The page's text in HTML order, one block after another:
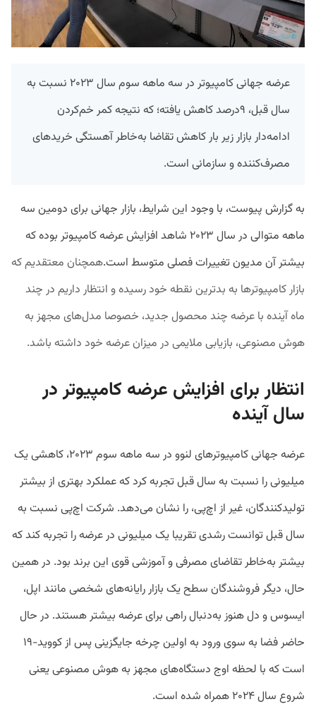
عرضه جهانی کامپیوتر در سه ماهه سوم سال ۲۰۲۳ نسبت به
سال قبل، ۹درصد کاهش یافته‌؛ که نتیجه کمر خم‌کردن
ادامه‌دار بازار زیر بار کاهش تقاضا به‌خاطر آهستگی خریدهای
مصرف‌کننده و سازمانی است.
به گزارش پیوست، با وجود این شرایط، بازار جهانی برای دومین سه
ماهه متوالی در سال ۲۰۲۳ شاهد افزایش عرضه کامپیوتر بوده که
بیشتر آن مدیون تغییرات فصلی متوسط است.همچنان معتقدیم که
بازار کامپیوترها به بدترین نقطه خود رسیده و انتظار داریم در چند
ماه آینده با عرضه چند محصول جدید، خصوصا مدل‌های مجهز به
هوش مصنوعی، بازیابی ملایمی در میزان عرضه خود داشته باشد.
انتظار برای افزایش عرضه کامپیوتر در
سال آینده
عرضه جهانی کامپیوترهای لنوو در سه ماهه سوم ۲۰۲۳، کاهشی یک
میلیونی را نسبت به سال قبل تجربه کرد که عملکرد بهتری از بیشتر
تولیدکنندگان، غیر از اچ‌پی، را نشان می‌دهد. شرکت اچ‌پی نسبت به
سال قبل توانست رشدی تقریبا یک میلیونی در عرضه را تجربه کند که
بیشتر به‌خاطر تقاضای مصرفی و آموزشی قوی این برند بود. در همین
حال، دیگر فروشندگان سطح یک بازار رایانه‌های شخصی مانند اپل،
ایسوس و دل هنوز به‌دنبال راهی برای عرضه بیشتر هستند. در حال
حاضر فضا به سوی ورود به اولین چرخه جایگزینی پس از کووید-۱۹
است که با لحظه اوج دستگاه‌های مجهز به هوش مصنوعی یعنی
شروع سال ۲۰۲۴ همراه شده‌ است.